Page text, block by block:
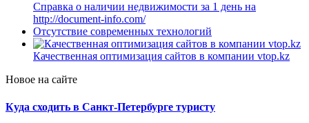
Справка о наличии недвижимости за 1 день на
http://document-info.com/
Отсутствие современных технологий
Качественная оптимизация сайтов в компании vtop.kz
Новое на сайте
Куда сходить в Санкт-Петербурге туристу